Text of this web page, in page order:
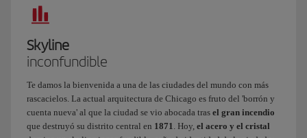
Guille,
trabajo
en
Iberia
y
soy
tripulante
de
cabina
Skyline
inconfundible
Te damos la bienvenida a una de las ciudades del mundo con más
rascacielos. La actual arquitectura de Chicago es fruto del 'borrón y
cuenta nueva' al que la ciudad se vio abocada tras el gran incendio
que destruyó su distrito central en 1871. Hoy, el acero y el cristal